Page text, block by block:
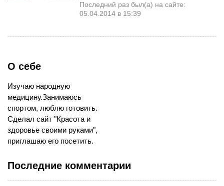
Последний раз был(а) на сайте:
05.04.2014 в 15:39
О себе
Изучаю народную
медицину.Занимаюсь
спортом, люблю готовить.
Сделал сайт "Красота и
здоровье своими руками",
приглашаю его посетить.
Последние комментарии